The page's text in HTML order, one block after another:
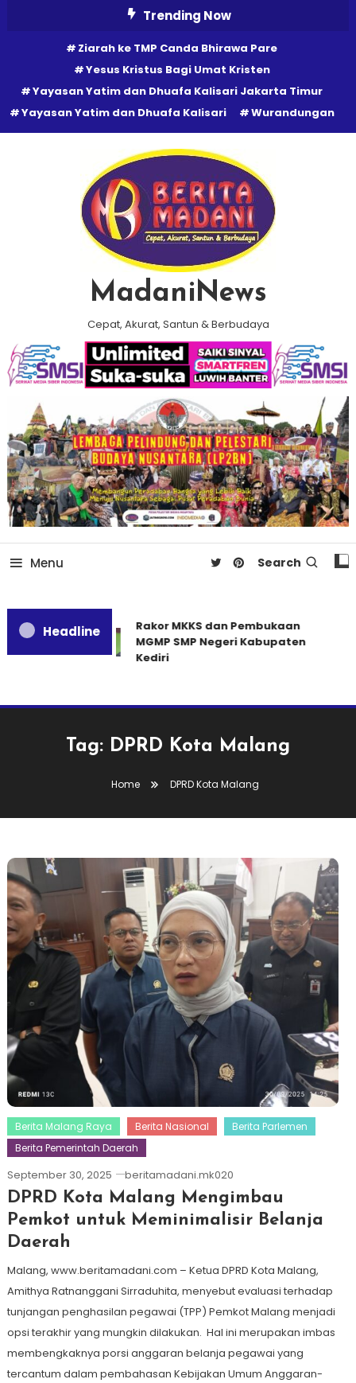
Trending Now
Ziarah ke TMP Canda Bhirawa Pare
Yesus Kristus Bagi Umat Kristen
Yayasan Yatim dan Dhuafa Kalisari Jakarta Timur
Yayasan Yatim dan Dhuafa Kalisari
Wurandungan
MadaniNews
Cepat, Akurat, Santun & Berbudaya
Menu Search
Headline
Rakor MKKS dan Pembukaan
MGMP SMP Negeri Kabupaten
Kediri
Tag: DPRD Kota Malang
Home DPRD Kota Malang
Berita Malang Raya Berita Nasional
Berita Parlemen
Berita Pemerintah Daerah
September 30, 2025 beritamadani.mk020
DPRD Kota Malang Mengimbau
Pemkot untuk Meminimalisir Belanja
Daerah
Malang, www.beritamadani.com – Ketua DPRD Kota Malang,
Amithya Ratnanggani Sirraduhita, menyebut evaluasi terhadap
tunjangan penghasilan pegawai (TPP) Pemkot Malang menjadi
opsi terakhir yang mungkin dilakukan. Hal ini merupakan imbas
membengkaknya porsi anggaran belanja pegawai yang
tercantum dalam pembahasan Kebijakan Umum Anggaran-